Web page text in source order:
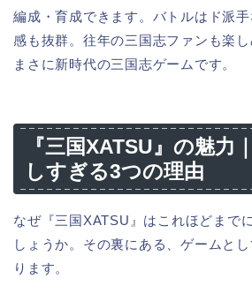
編成・育成できます。バトルはド派
感も抜群。往年の三国志ファンも楽し
まさに新時代の三国志ゲームです。
『三国XATSU』の魅力
しすぎる3つの理由
なぜ『三国XATSU』はこれほどまで
しょうか。その裏にある、ゲームと
ります。